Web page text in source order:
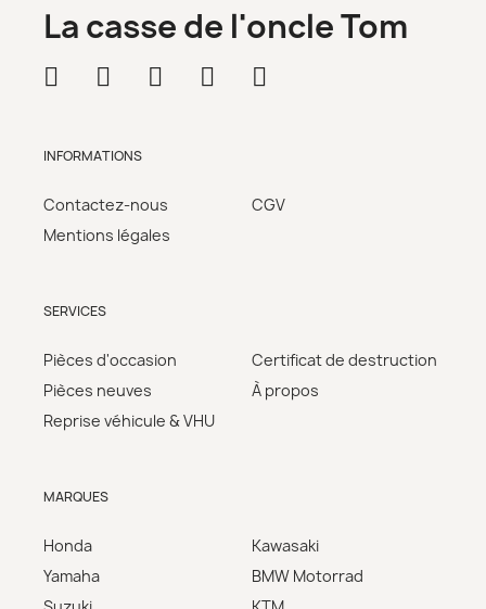
La casse de l'oncle Tom
INFORMATIONS
Contactez-nous
Mentions légales
CGV
SERVICES
Pièces d'occasion
Pièces neuves
Reprise véhicule & VHU
Certificat de destruction
À propos
MARQUES
Honda
Yamaha
Kawasaki
BMW Motorrad